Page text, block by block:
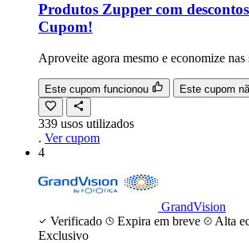
Produtos Zupper com
Cupom!
Aproveite agora mesmo e economize nas
Este cupom funcionou Este cupom
339 usos utilizados
. Ver cupom
4
GrandVision
Verificado
Expira em breve
Alta
Exclusivo